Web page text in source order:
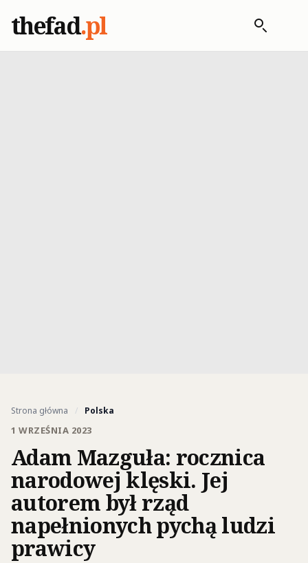
thefad.pl
Strona główna / Polska
1 WRZEŚNIA 2023
Adam Mazguła: rocznica
narodowej klęski. Jej
autorem był rząd
napełnionych pychą ludzi
prawicy